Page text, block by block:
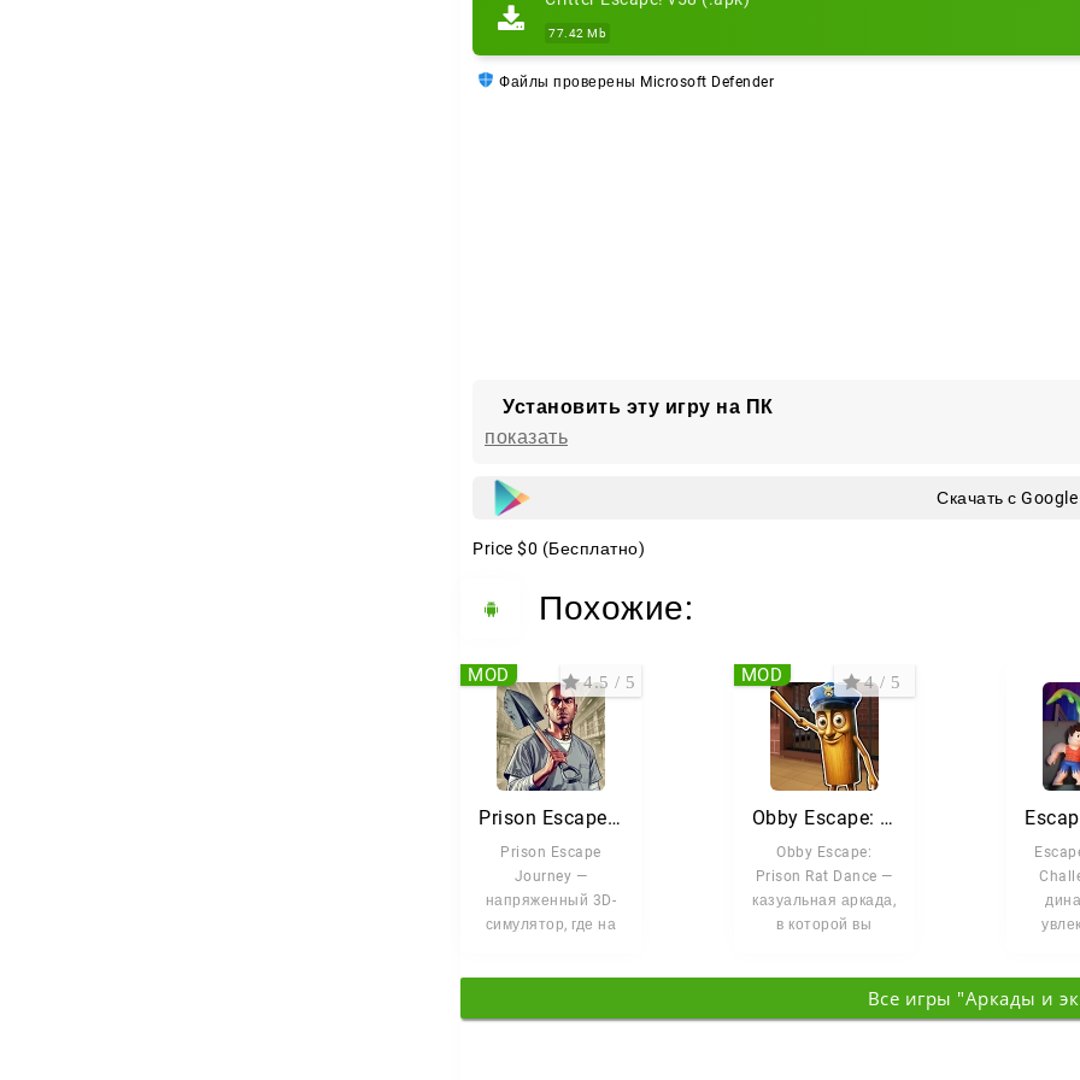
77.42 Mb
Файлы проверены Microsoft Defender
Установить эту игру на ПК
показать
Скачать с
Price $0 (Бесплатно)
Похожие:
Prison Escape Simulator 3D
Prison Escape
Journey —
напряженный 3D-
симулятор, где на
4.5 / 5
MOD
Obby Escape: Prison Rat Dance
Obby Escape:
Prison Rat Dance —
казуальная аркада,
в которой вы
4 / 5
MOD
Все игры "Аркады и